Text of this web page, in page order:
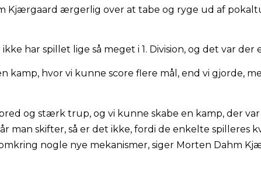
Kjærgaard ærgerlig over at tabe og ryge ud af
har spillet lige så meget i 1. Division, og det var
kamp, hvor vi kunne score flere mål, end vi gjorde,
og stærk trup, og vi kunne skabe en kamp, der
man skifter, så er det ikke, fordi de enkelte spilleres
nogle nye mekanismer, siger Morten Dahm